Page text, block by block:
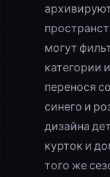
могут
категории
перенося
синего и
дизайна
курток и
того же